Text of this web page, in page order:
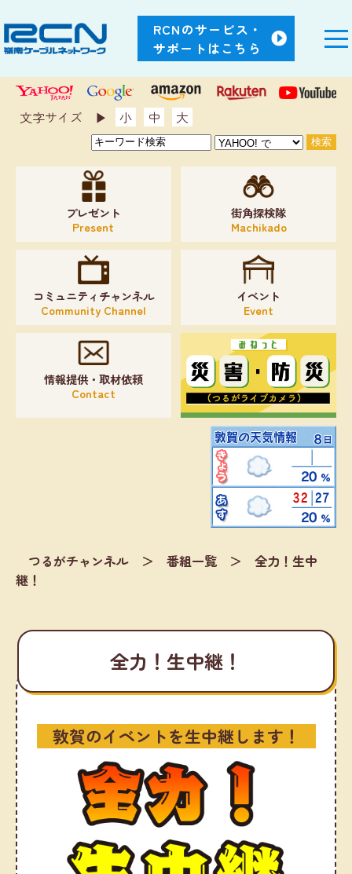
RCNのサービス・
サポートはこちら
文字サイズ ▶︎ 小 中 大
プレゼント
Present
街角探検隊
Machikado
コミュニティチャンネル
Community Channel
イベント
Event
情報提供・取材依頼
Contact
つるがチャンネル ＞ 番組一覧 ＞
全力！生中
継！
全力！生中継！
敦賀のイベントを生中継します！